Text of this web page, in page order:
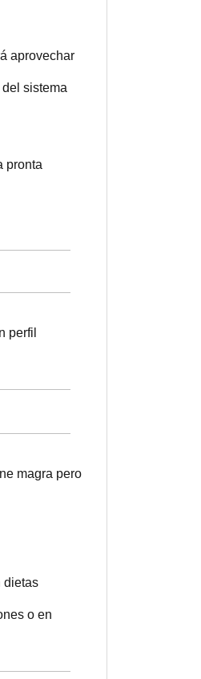
aprovechar
sistema
pronta
perfil
magra pero
dietas
o en